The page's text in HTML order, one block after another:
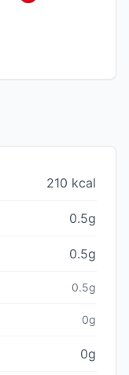
210 kcal
0.5g
0.5g
0.5g
0g
0g